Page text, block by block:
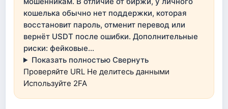
кошелька обычно нет поддержки, которая
восстановит пароль, отменит перевод или
вернёт USDT после ошибки. Дополнительные
риски: фейковые…
Показать полностью Свернуть
Проверяйте URL Не делитесь данными
Используйте 2FA